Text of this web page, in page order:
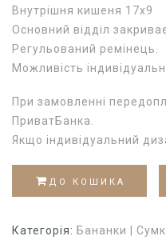
Внутрішня кишеня 17х9
Основний відділ
Регульований ремінець.
Можливість
При замовленні
ПриватБанка.
Якщо індивідуальний
ДО КОШИКА
Категорія: Бананки |